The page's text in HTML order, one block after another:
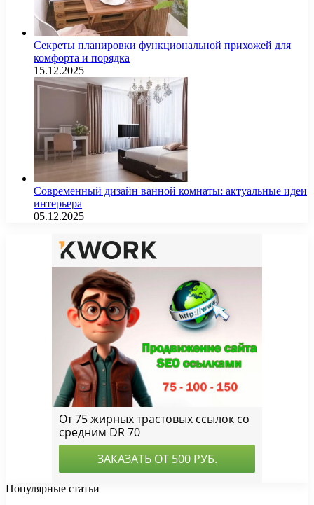
Секреты планировки функциональной прихожей для
комфорта и порядка
15.12.2025
Современный дизайн ванной комнаты: актуальные идеи
интерьера
05.12.2025
Популярные статьи